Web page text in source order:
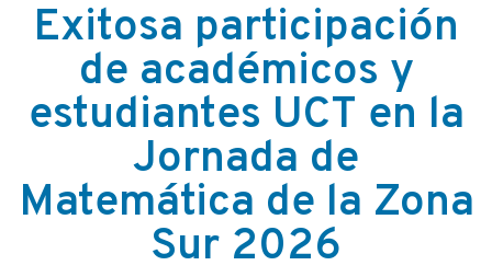
Exitosa participación
de académicos y
estudiantes UCT en la
Jornada de
Matemática de la Zona
Sur 2026